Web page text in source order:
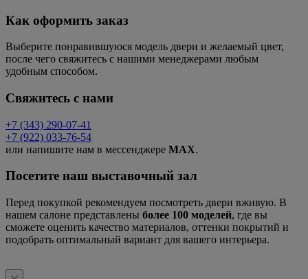
Как оформить заказ
Выберите понравившуюся модель двери и желаемый цвет,
после чего свяжитесь с нашими менеджерами любым
удобным способом.
Свяжитесь с нами
+7 (343) 290-07-41
+7 (922) 033-76-54
или напишите нам в мессенджере MAX.
Посетите наш выставочный зал
Перед покупкой рекомендуем посмотреть двери вживую. В
нашем салоне представлены более 100 моделей, где вы
сможете оценить качество материалов, оттенки покрытий и
подобрать оптимальный вариант для вашего интерьера.